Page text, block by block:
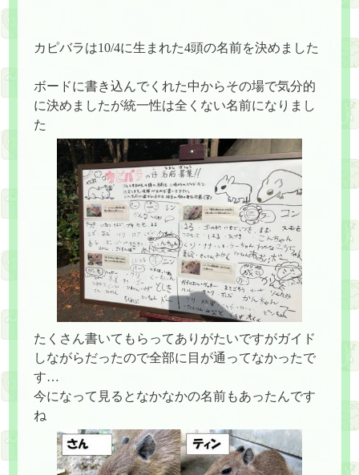
カピバラは10/4に生まれた4頭の名前を決めました
ボードに書き込んでくれた中からその場で気分的
に決めましたが統一性は全くない名前になりまし
た
たくさん書いてもらってありがたいですがガイド
しながらだったので全部に目が通ってなかったで
す…
今になって見るとなかなかの名前もあったんです
ね